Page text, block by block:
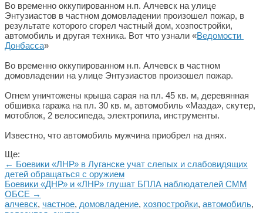
Во временно оккупированном н.п. Алчевск на улице
Энтузиастов в частном домовладении произошел пожар, в
результате которого сгорел частный дом, хозпостройки,
автомобиль и другая техника. Вот что узнали «Ведомости
Донбасса»
Во временно оккупированном н.п. Алчевск в частном
домовладении на улице Энтузиастов произошел пожар.
Огнем уничтожены крыша сарая на пл. 45 кв. м, деревянная
обшивка гаража на пл. 30 кв. м, автомобиль «Мазда», скутер,
мотоблок, 2 велосипеда, электропила, инструменты.
Известно, что автомобиль мужчина приобрел на днях.
Ще:
← Боевики «ЛНР» в Луганске учат слепых и слабовидящих
детей обращаться с оружием
Боевики «ДНР» и «ЛНР» глушат БПЛА наблюдателей СММ
ОБСЕ →
алчевск, частное, домовладение, хозпостройки, автомобиль,